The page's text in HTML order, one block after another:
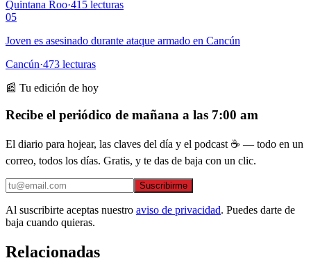
Quintana Roo·415 lecturas
05
Joven es asesinado durante ataque armado en Cancún
Cancún·473 lecturas
📰 Tu edición de hoy
Recibe el periódico de mañana a las 7:00 am
El diario para hojear, las claves del día y el podcast ☕ — todo en un
correo, todos los días. Gratis, y te das de baja con un clic.
Suscribirme
Al suscribirte aceptas nuestro aviso de privacidad. Puedes darte de
baja cuando quieras.
Relacionadas